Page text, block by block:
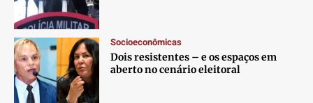
Socioeconômicas
Dois resistentes – e os espaços em
aberto no cenário eleitoral